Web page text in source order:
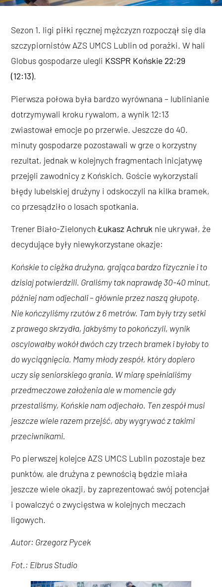
Sezon 1. ligi piłki ręcznej mężczyzn rozpoczął się dla
szczypiornistów AZS UMCS Lublin od porażki. W hali
Globus gospodarze ulegli KSSPR Końskie 22:29
(12:13).
Pierwsza połowa była bardzo wyrównana – lublinianie
dotrzymywali kroku rywalom, a wynik 12:13
zwiastował emocje po przerwie. Jeszcze do 40.
minuty gospodarze pozostawali w grze o korzystny
rezultat, jednak w kolejnych fragmentach inicjatywę
przejęli zawodnicy z Końskich. Goście wykorzystali
błędy lubelskiej drużyny i odskoczyli na kilka bramek,
co przesądziło o losach spotkania.
Trener Biało-ZielonychŁukasz Achruk nie ukrywał, że
decydujące były niewykorzystane okazje:
Końskie to ciężka drużyna, grająca bardzo fizycznie i to
dzisiaj potwierdzili. Graliśmy tak naprawdę 30-40 minut,
później nam odjechali – głównie przez naszą głupotę.
Nie kończyliśmy rzutów z 6 metrów. Tam były trzy setki
z prawego skrzydła, jakbyśmy to pokończyli, wynik
oscylowałby wokół dwóch czy trzech bramek i byłoby to
do wyciągnięcia. Mamy młody zespół, który dopiero
uczy się seniorskiego grania. W miarę spełnialiśmy
przedmeczowe założenia ale w momencie gdy
przestaliśmy, Końskie nam odjechało. Ten zespół musi
jeszcze wiele razem przejść, aby wygrywać z takimi
przeciwnikami.
Po pierwszej kolejce AZS UMCS Lublin pozostaje bez
punktów, ale drużyna z pewnością będzie miała
jeszcze wiele okazji, by zaprezentować swój potencjał
i powalczyć o zwycięstwa w kolejnych meczach
ligowych.
Autor: Grzegorz Pycek
Fot.: Elbrus Studio